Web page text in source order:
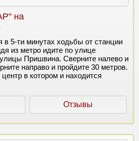
на
в 5-ти минутах ходьбы от станции
из метро идите по улице
Пришвина. Сверните налево и
направо и пройдите 30 метров.
в котором и находится
Отзывы